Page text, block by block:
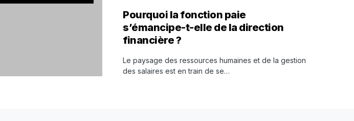
Pourquoi la fonction paie
s’émancipe-t-elle de la direction
financière ?
Le paysage des ressources humaines et de la gestion
des salaires est en train de se…